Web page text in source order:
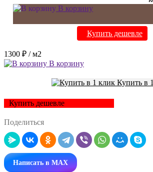
В корзину
Купить дешевле
1300 ₽ / м2
В корзину
Купить в
Купить дешевле
Поделиться
Написать в MAX